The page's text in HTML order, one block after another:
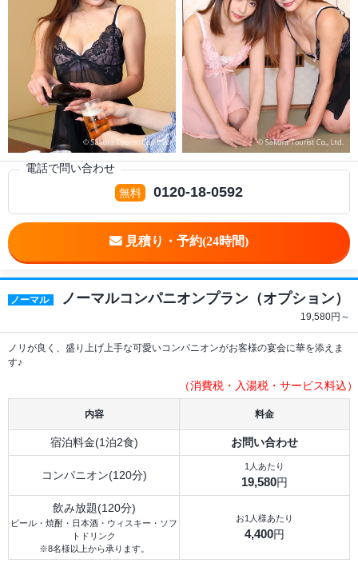
電話で問い合わせ
0120-18-0592
ノーマル ノーマルコンパニオンプラン（オプション）
19,580円～
ノリが良く、盛り上げ上手な可愛いコンパニオンがお客様の宴会に華を添えま
す♪
（消費税・入湯税・サービス料込）
内容 料金
宿泊料金(1泊2食) お問い合わせ
コンパニオン(120分)
1人あたり
19,580円
飲み放題(120分)
ビール・焼酎・日本酒・ウィスキー・ソフ
トドリンク
※8名様以上から承ります。
お1人様あたり
4,400円